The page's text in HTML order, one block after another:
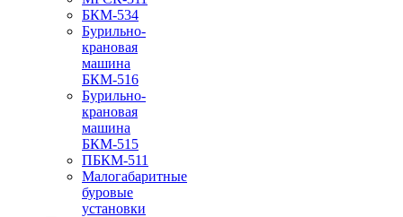
БКМ-534
Бурильно-
крановая
машина
БКМ-516
Бурильно-
крановая
машина
БКМ-515
ПБКМ-511
Малогабаритные
буровые
установки